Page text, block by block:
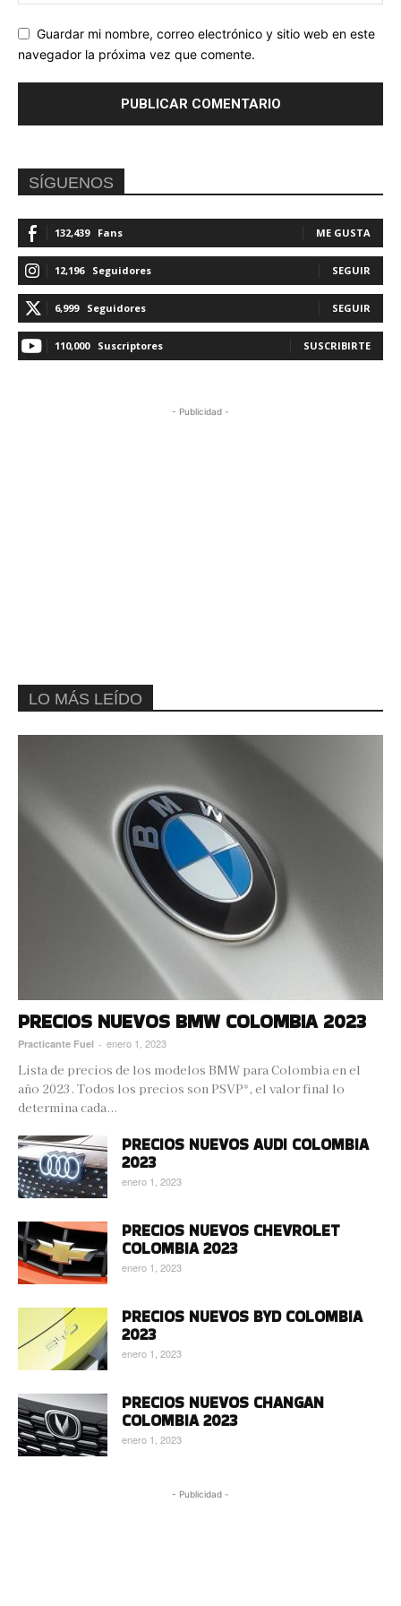
Guardar mi nombre, correo electrónico y sitio web en este
navegador la próxima vez que comente.
SÍGUENOS
132,439 Fans ME GUSTA
12,196 Seguidores SEGUIR
6,999 Seguidores SEGUIR
110,000 Suscriptores SUSCRIBIRTE
- Publicidad -
LO MÁS LEÍDO
PRECIOS NUEVOS BMW COLOMBIA 2023
Practicante Fuel - enero 1, 2023
Lista de precios de los modelos BMW para Colombia en el
año 2023. Todos los precios son PSVP*, el valor final lo
determina cada...
PRECIOS NUEVOS AUDI COLOMBIA
2023
enero 1, 2023
PRECIOS NUEVOS CHEVROLET
COLOMBIA 2023
enero 1, 2023
PRECIOS NUEVOS BYD COLOMBIA
2023
enero 1, 2023
PRECIOS NUEVOS CHANGAN
COLOMBIA 2023
enero 1, 2023
- Publicidad -